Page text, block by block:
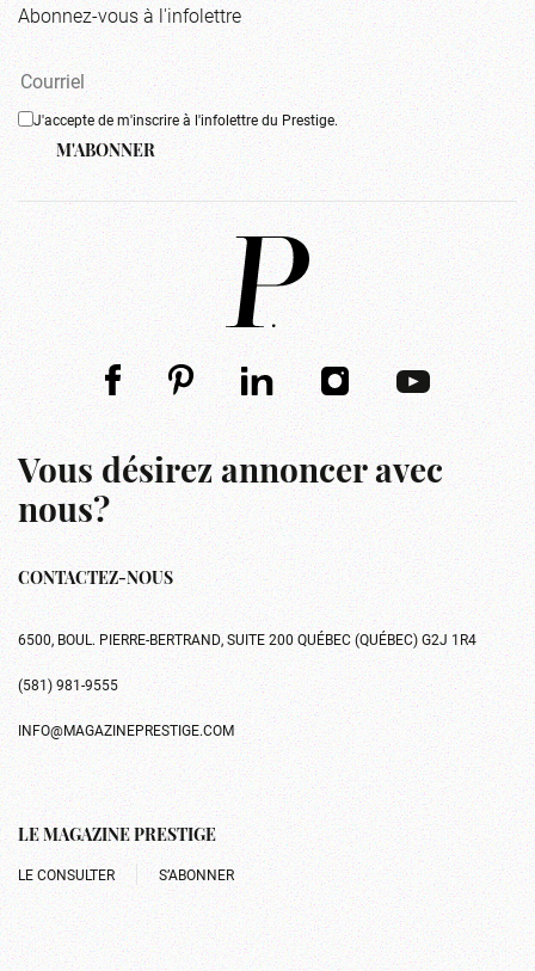
Abonnez-vous à l'infolettre
J'accepte de m'inscrire à l'infolettre du Prestige.
M'ABONNER
Vous désirez annoncer avec
nous?
CONTACTEZ-NOUS
6500, BOUL. PIERRE-BERTRAND, SUITE 200 QUÉBEC (QUÉBEC) G2J 1R4
(581) 981-9555
INFO@MAGAZINEPRESTIGE.COM
LE MAGAZINE PRESTIGE
LE CONSULTER S’ABONNER